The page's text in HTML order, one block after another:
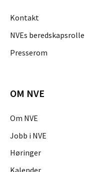
Kontakt
NVEs beredskapsrolle
Presserom
OM NVE
Om NVE
Jobb i NVE
Høringer